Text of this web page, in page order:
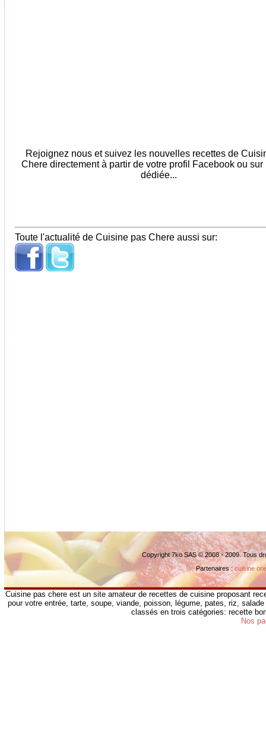
Rejoignez nous et suivez les nouvelles recettes de
Chere directement à partir de votre profil Facebook ou sur
dédiée...
Toute l'actualité de Cuisine pas Chere aussi sur:
Copyright 7ko SAS © 2008 - 2009. Tous
Partenaires :cuisine
Cuisine pas chere est un site amateur de recettes de cuisine proposant
pour votre entrée, tarte, soupe, viande, poisson, légume, pates, riz,
classés en trois catégories: recette
Nos